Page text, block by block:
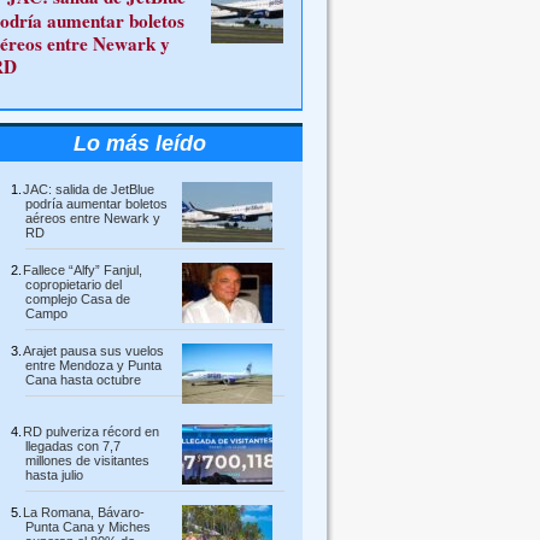
aumentar boletos
entre Newark y
Lo más leído
JAC: salida de JetBlue
podría aumentar boletos
aéreos entre Newark y
RD
Fallece “Alfy” Fanjul,
copropietario del
complejo Casa de
Campo
Arajet pausa sus vuelos
entre Mendoza y Punta
Cana hasta octubre
RD pulveriza récord en
llegadas con 7,7
millones de visitantes
hasta julio
La Romana, Bávaro-
Punta Cana y Miches